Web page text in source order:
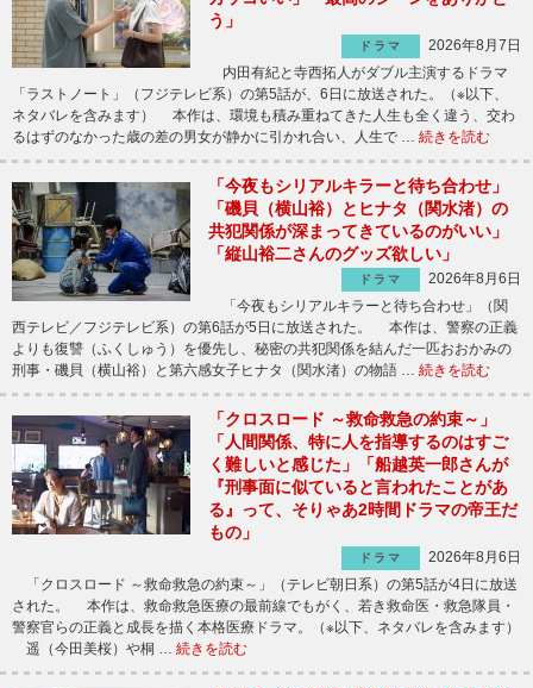
う」
ドラマ
2026年8月7日
内田有紀と寺西拓人がダブル主演するドラマ
「ラストノート」（フジテレビ系）の第5話が、6日に放送された。（※以下、
ネタバレを含みます） 本作は、環境も積み重ねてきた人生も全く違う、交わ
るはずのなかった歳の差の男女が静かに引かれ合い、人生で … 続きを読む
「今夜もシリアルキラーと待ち合わせ」
「磯貝（横山裕）とヒナタ（関水渚）の
共犯関係が深まってきているのがいい」
「縦山裕二さんのグッズ欲しい」
ドラマ
2026年8月6日
「今夜もシリアルキラーと待ち合わせ」（関
西テレビ／フジテレビ系）の第6話が5日に放送された。 本作は、警察の正義
よりも復讐（ふくしゅう）を優先し、秘密の共犯関係を結んだ一匹おおかみの
刑事・磯貝（横山裕）と第六感女子ヒナタ（関水渚）の物語 … 続きを読む
「クロスロード ～救命救急の約束～」
「人間関係、特に人を指導するのはすご
く難しいと感じた」「船越英一郎さんが
『刑事面に似ていると言われたことがあ
る』って、そりゃあ2時間ドラマの帝王だ
もの」
ドラマ
2026年8月6日
「クロスロード ～救命救急の約束～」（テレビ朝日系）の第5話が4日に放送
された。 本作は、救命救急医療の最前線でもがく、若き救命医・救急隊員・
警察官らの正義と成長を描く本格医療ドラマ。（※以下、ネタバレを含みます）
遥（今田美桜）や桐 … 続きを読む